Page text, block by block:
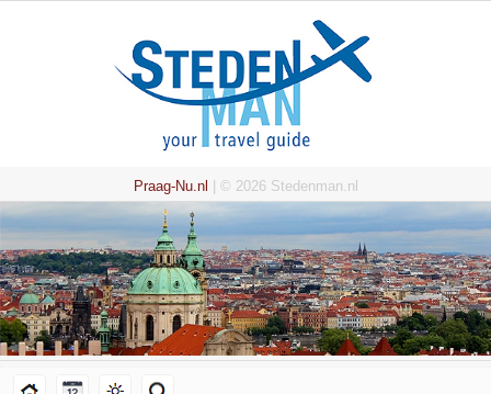
Praag-Nu.nl | © 2026 Stedenman.nl